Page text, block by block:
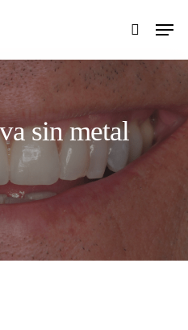
search
Menu
sin metal